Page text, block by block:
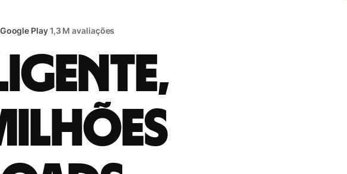
Play1,3 M avaliações